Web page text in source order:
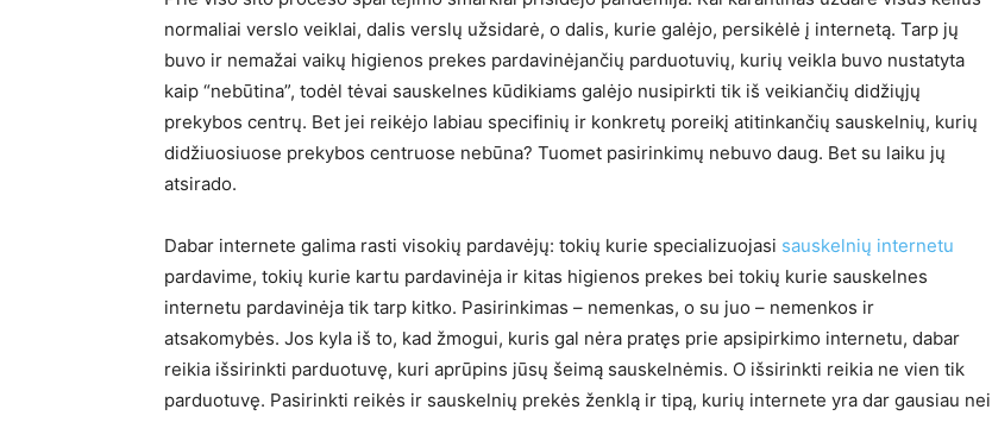
normaliai verslo veiklai, dalis verslų užsidarė, o dalis, kurie galėjo, persikėlė į internetą. Tarp jų
buvo ir nemažai vaikų higienos prekes pardavinėjančių parduotuvių, kurių veikla buvo nustatyta
kaip “nebūtina”, todėl tėvai sauskelnes kūdikiams galėjo nusipirkti tik iš veikiančių didžiųjų
prekybos centrų. Bet jei reikėjo labiau specifinių ir konkretų poreikį atitinkančių sauskelnių, kurių
didžiuosiuose prekybos centruose nebūna? Tuomet pasirinkimų nebuvo daug. Bet su laiku jų
atsirado.
Dabar internete galima rasti visokių pardavėjų: tokių kurie specializuojasi sauskelnių internetu
pardavime, tokių kurie kartu pardavinėja ir kitas higienos prekes bei tokių kurie sauskelnes
internetu pardavinėja tik tarp kitko. Pasirinkimas – nemenkas, o su juo – nemenkos ir
atsakomybės. Jos kyla iš to, kad žmogui, kuris gal nėra pratęs prie apsipirkimo internetu, dabar
reikia išsirinkti parduotuvę, kuri aprūpins jūsų šeimą sauskelnėmis. O išsirinkti reikia ne vien tik
parduotuvę. Pasirinkti reikės ir sauskelnių prekės ženklą ir tipą, kurių internete yra dar gausiau nei